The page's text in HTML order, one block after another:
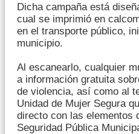
Dicha campaña está
cual se imprimió en
en el transporte público,
municipio.
Al escanearlo, cualquier
a información gratuita
de violencia, así como al
Unidad de Mujer Segura
directo con las elementos
Seguridad Pública